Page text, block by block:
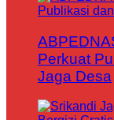
Perkuat
Jaga Desa